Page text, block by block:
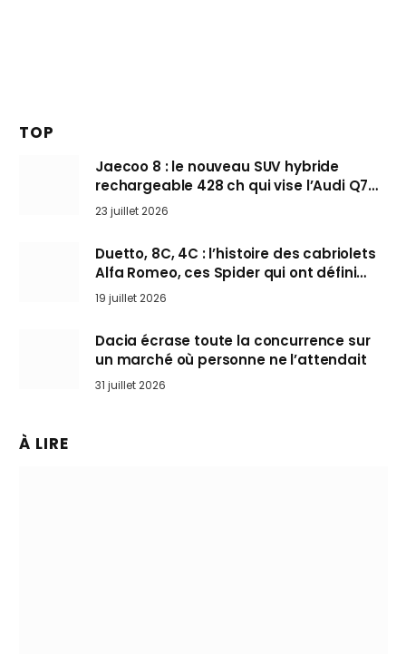
TOP
Jaecoo 8 : le nouveau SUV hybride
rechargeable 428 ch qui vise l’Audi Q7
arrive en Europe cet automne
23 juillet 2026
Duetto, 8C, 4C : l’histoire des cabriolets
Alfa Romeo, ces Spider qui ont défini
l’art de rouler cheveux au vent
19 juillet 2026
Dacia écrase toute la concurrence sur
un marché où personne ne l’attendait
31 juillet 2026
À LIRE